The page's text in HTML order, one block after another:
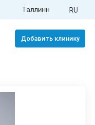
Таллинн RU
Добавить клинику